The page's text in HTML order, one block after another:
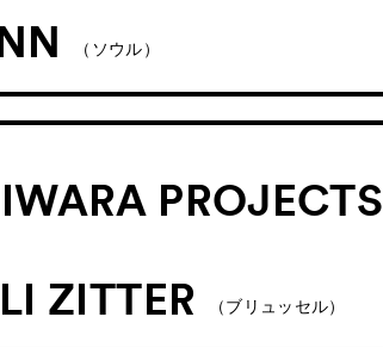
（ソウル）
PROJECTS
ZITTER （ブリュッセル）